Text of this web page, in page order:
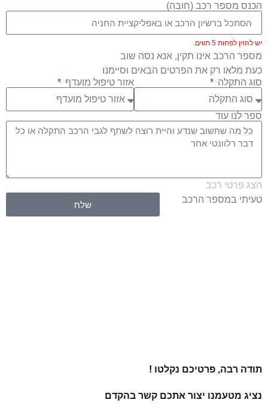
הכנס מספר רכב (חובה)
יש להזין לפחות 5 תווים.
מספר הרכב אינו תקין, אנא נסה שוב
כעת מלאו רק את הפרטים הבאים וסיימנו
סוג התקלה
אזור טיפול מועדף
ספר לנו עוד
הצג פרטי רכב
טעיתי במספר הרכב
שלח
תודה רבה, פרטיכם נקלטו !
נציג מטעמנו יצור אתכם קשר בהקדם